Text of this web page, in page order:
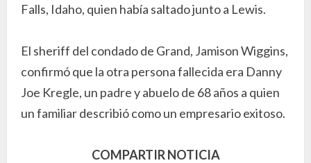
Falls, Idaho, quien había saltado junto a Lewis.
El sheriff del condado de Grand, Jamison Wiggins,
confirmó que la otra persona fallecida era Danny
Joe Kregle, un padre y abuelo de 68 años a quien
un familiar describió como un empresario exitoso.
COMPARTIR NOTICIA